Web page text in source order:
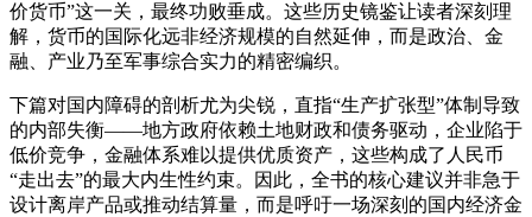
价货币”这一关，最终功败垂成。这些历史镜鉴让读者深刻理
解，货币的国际化远非经济规模的自然延伸，而是政治、金
融、产业乃至军事综合实力的精密编织。
下篇对国内障碍的剖析尤为尖锐，直指“生产扩张型”体制导致
的内部失衡——地方政府依赖土地财政和债务驱动，企业陷于
低价竞争，金融体系难以提供优质资产，这些构成了人民币
“走出去”的最大内生性约束。因此，全书的核心建议并非急于
设计离岸产品或推动结算量，而是呼吁一场深刻的国内经济金